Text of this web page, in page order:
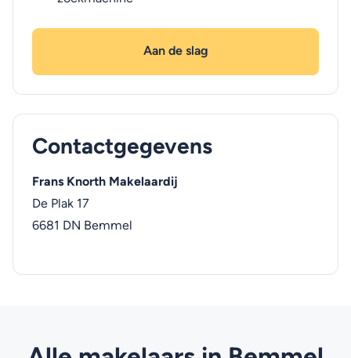
Aan de slag
Contactgegevens
Frans Knorth Makelaardij
De Plak 17
6681 DN Bemmel